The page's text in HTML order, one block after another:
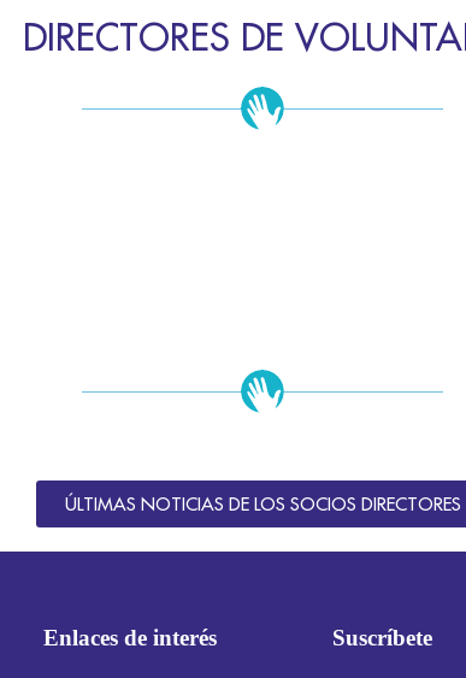
DIRECTORES DE
ÚLTIMAS NOTICIAS DE LOS SOCIOS DIRECTORES
Enlaces de interés Suscríbete